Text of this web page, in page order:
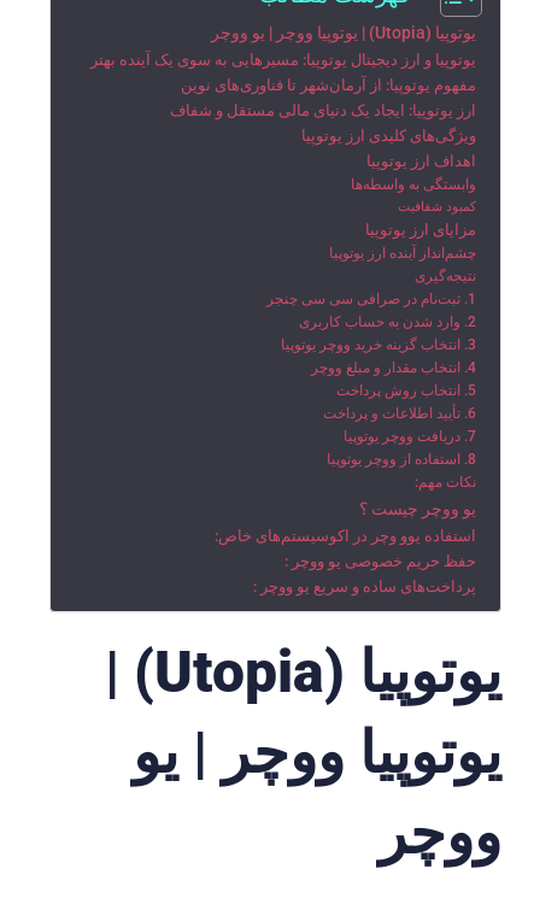
یوتوپیا (Utopia) | یوتوپیا ووچر | یو ووچر
یوتوپیا و ارز دیجیتال یوتوپیا: مسیرهایی به سوی یک آینده بهتر
مفهوم یوتوپیا: از آرمان‌شهر تا فناوری‌های نوین
ارز یوتوپیا: ایجاد یک دنیای مالی مستقل و شفاف
ویژگی‌های کلیدی ارز یوتوپیا
اهداف ارز یوتوپیا
وابستگی به واسطه‌ها
کمبود شفافیت
مزایای ارز یوتوپیا
چشم‌انداز آینده ارز یوتوپیا
نتیجه‌گیری
1. ثبت‌نام در صرافی سی سی چنجر
2. وارد شدن به حساب کاربری
3. انتخاب گزینه خرید ووچر یوتوپیا
4. انتخاب مقدار و مبلغ ووچر
5. انتخاب روش پرداخت
6. تأیید اطلاعات و پرداخت
7. دریافت ووچر یوتوپیا
8. استفاده از ووچر یوتوپیا
نکات مهم:
یو ووچر چیست ؟
استفاده یوو وچر در اکوسیستم‌های خاص:
حفظ حریم خصوصی یو ووچر :
پرداخت‌های ساده و سریع یو ووچر :
یوتوپیا (Utopia) |
یوتوپیا ووچر | یو
ووچر